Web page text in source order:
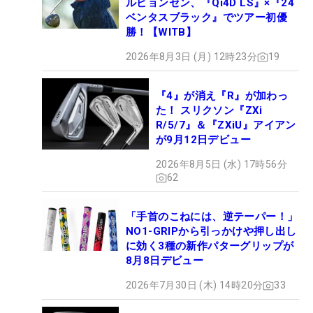
ルビョンセン、『Qi4D LS』×『24
ベンタスブラック』でツアー初優
勝！【WITB】
2026年8月3日 (月) 12時23分 19
『4』が消え『R』が加わっ
た！ スリクソン『ZXi
R/5/7』＆『ZXiU』アイアン
が9月12日デビュー
2026年8月5日 (水) 17時56分
62
「手首のこねには、逆テーパー！」
NO1-GRIPから引っかけや押し出し
に効く3種の新作パターグリップが
8月8日デビュー
2026年7月30日 (木) 14時20分 33